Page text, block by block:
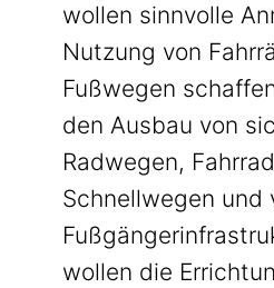
wollen sinnvolle
Nutzung von
Fußwegen
den Ausbau von
Radwegen,
Schnellwegen und
wollen die